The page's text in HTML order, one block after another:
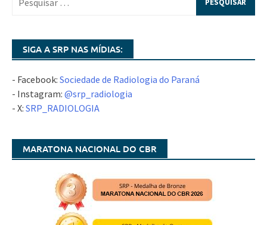
SIGA A SRP NAS MÍDIAS:
- Facebook: Sociedade de Radiologia do Paraná
- Instagram: @srp_radiologia
- X: SRP_RADIOLOGIA
MARATONA NACIONAL DO CBR